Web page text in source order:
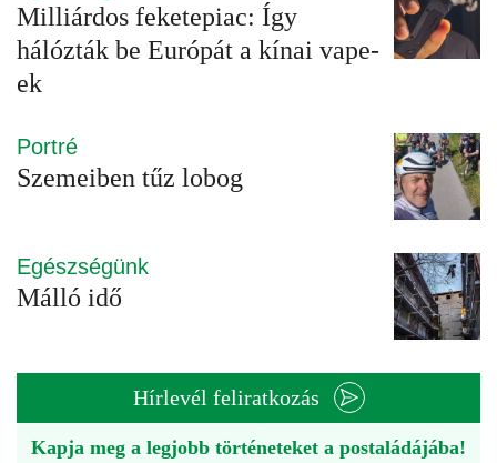
Milliárdos feketepiac: Így
hálózták be Európát a kínai vape-
ek
Portré
Szemeiben tűz lobog
Egészségünk
Málló idő
Hírlevél feliratkozás
Kapja meg a legjobb történeteket a postaládájába!